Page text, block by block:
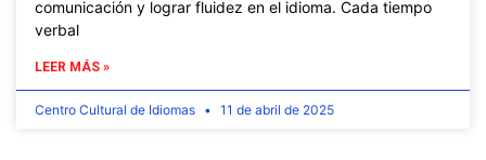
comunicación y lograr fluidez en el idioma. Cada tiempo
verbal
LEER MÁS »
Centro Cultural de Idiomas 11 de abril de 2025